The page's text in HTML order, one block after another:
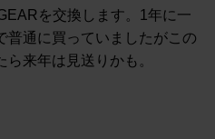
を交換します。1年に一
普通に買っていましたがこの
来年は見送りかも。